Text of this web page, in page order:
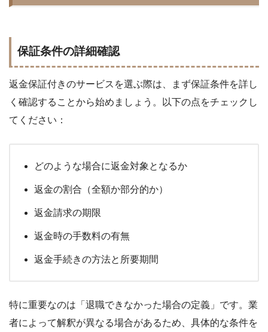
保証条件の詳細確認
返金保証付きのサービスを選ぶ際は、まず保証条件を詳し
く確認することから始めましょう。以下の点をチェックし
てください：
どのような場合に返金対象となるか
返金の割合（全額か部分的か）
返金請求の期限
返金時の手数料の有無
返金手続きの方法と所要期間
特に重要なのは「退職できなかった場合の定義」です。業
者によって解釈が異なる場合があるため、具体的な条件を